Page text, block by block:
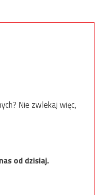
Nie zwlekaj więc,
od dzisiaj.